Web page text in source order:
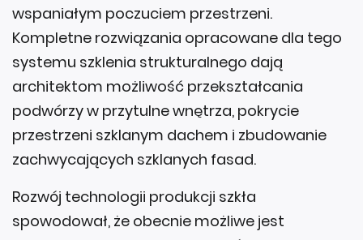
wspaniałym poczuciem przestrzeni.
Kompletne rozwiązania opracowane dla tego
systemu szklenia strukturalnego dają
architektom możliwość przekształcania
podwórzy w przytulne wnętrza, pokrycie
przestrzeni szklanym dachem i zbudowanie
zachwycających szklanych fasad.
Rozwój technologii produkcji szkła
spowodował, że obecnie możliwe jest